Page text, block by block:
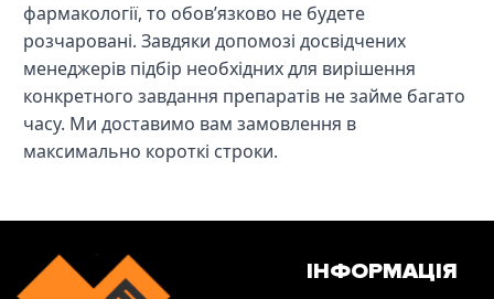
фармакології, то обов’язково не будете
розчаровані. Завдяки допомозі досвідчених
менеджерів підбір необхідних для вирішення
конкретного завдання препаратів не займе багато
часу. Ми доставимо вам замовлення в
максимально короткі строки.
ІНФОРМАЦІЯ